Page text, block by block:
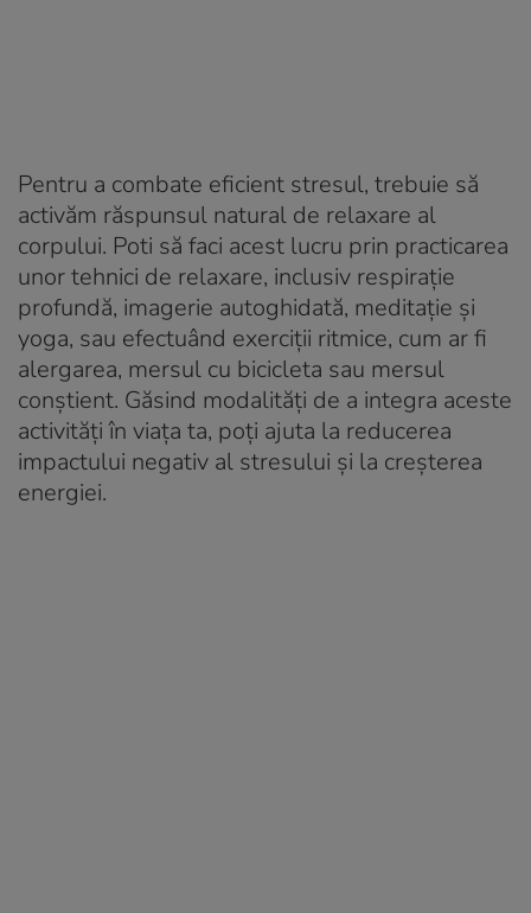
Pentru a combate eficient stresul, trebuie să
activăm răspunsul natural de relaxare al
corpului. Poti să faci acest lucru prin practicarea
unor tehnici de relaxare, inclusiv respirație
profundă, imagerie autoghidată, meditație și
yoga, sau efectuând exerciții ritmice, cum ar fi
alergarea, mersul cu bicicleta sau mersul
conștient. Găsind modalități de a integra aceste
activități în viața ta, poți ajuta la reducerea
impactului negativ al stresului și la creșterea
energiei.